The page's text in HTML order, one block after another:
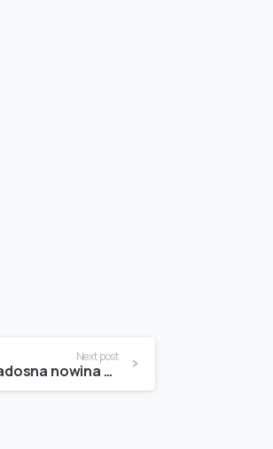
Next post
Radosna nowina z naszej hodowli!